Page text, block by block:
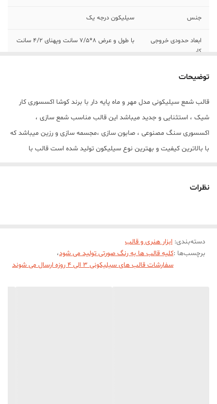
جنس سیلیکون درجه یک
ابعاد حدودی خروجی
کار
با طول و عرض 8*7/5 سانت وپهنای 4/2 سانت
توضیحات
قالب شمع سیلیکونی مدل مهر و ماه پایه دار با برند کوشا اکسسوری کار
شیک ، استثنایی و جدید میباشد این قالب مناسب شمع سازی ،
اکسسوری سنگ مصنوعی ، صابون سازی ،مجسمه سازی و رزین میباشد که
با بالاترین کیفیت و بهترین نوع سیلیکون تولید شده است قالب با
نظرات
دسته‌بندی: ابزار هنری و قالب
برچسب‌ها :کلیه قالب ها به رنگ صورتی تولید می شود،
سفارشات قالب های سیلیکونی 3 الی 4 روزه ارسال می شوند